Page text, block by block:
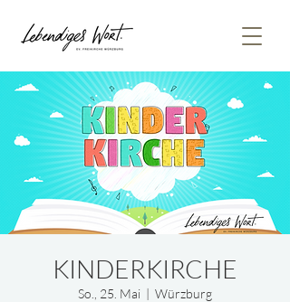
KINDERKIRCHE
So., 25. Mai
  |
Würzburg